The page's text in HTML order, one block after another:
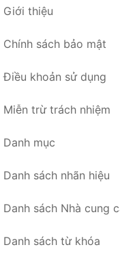
Giới thiệu
Chính sách bảo mật
Điều khoản sử dụng
Miễn trừ trách nhiệm
Danh mục
Danh sách nhãn hiệu
Danh sách Nhà cung
Danh sách từ khóa